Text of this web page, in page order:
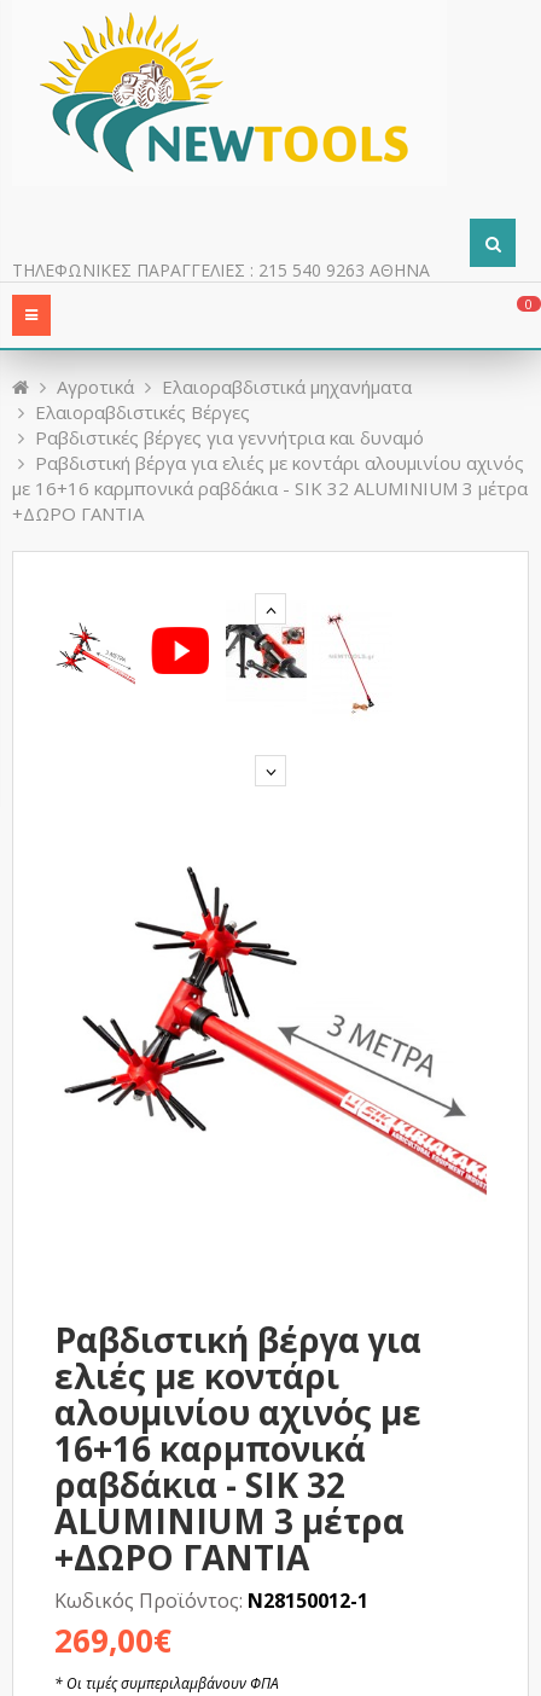
0
ΤΗΛΕΦΩΝΙΚΕΣ ΠΑΡΑΓΓΕΛΙΕΣ : 215 540 9263 ΑΘΗΝΑ
Aγροτικά
Ελαιοραβδιστικά μηχανήματα
Ελαιοραβδιστικές Βέργες
Ραβδιστικές βέργες για γεννήτρια και δυναμό
Ραβδιστική βέργα για ελιές με κοντάρι αλουμινίου αχινός
με 16+16 καρμπονικά ραβδάκια - SIK 32 ALUMINIUM 3 μέτρα
+ΔΩΡΟ ΓΑΝΤΙΑ
Ραβδιστική βέργα για
ελιές με κοντάρι
αλουμινίου αχινός με
16+16 καρμπονικά
ραβδάκια - SIK 32
ALUMINIUM 3 μέτρα
+ΔΩΡΟ ΓΑΝΤΙΑ
Κωδικός Προϊόντος: N28150012-1
269,00€
* Οι τιμές συμπεριλαμβάνουν ΦΠΑ